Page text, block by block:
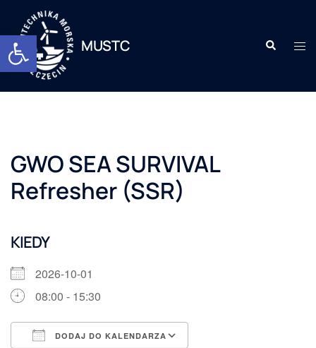
Otwórz pasek narzędzi
MUSTC
GWO SEA SURVIVAL
Refresher (SSR)
KIEDY
2026-10-01
08:00 - 15:30
DODAJ DO KALENDARZA